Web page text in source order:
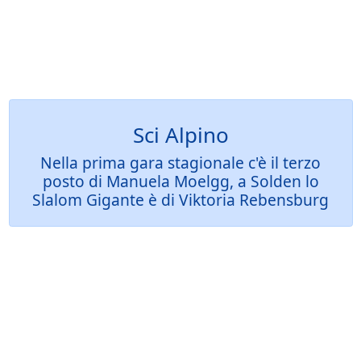
Sci Alpino
Nella prima gara stagionale c'è il terzo
posto di Manuela Moelgg, a Solden lo
Slalom Gigante è di Viktoria Rebensburg